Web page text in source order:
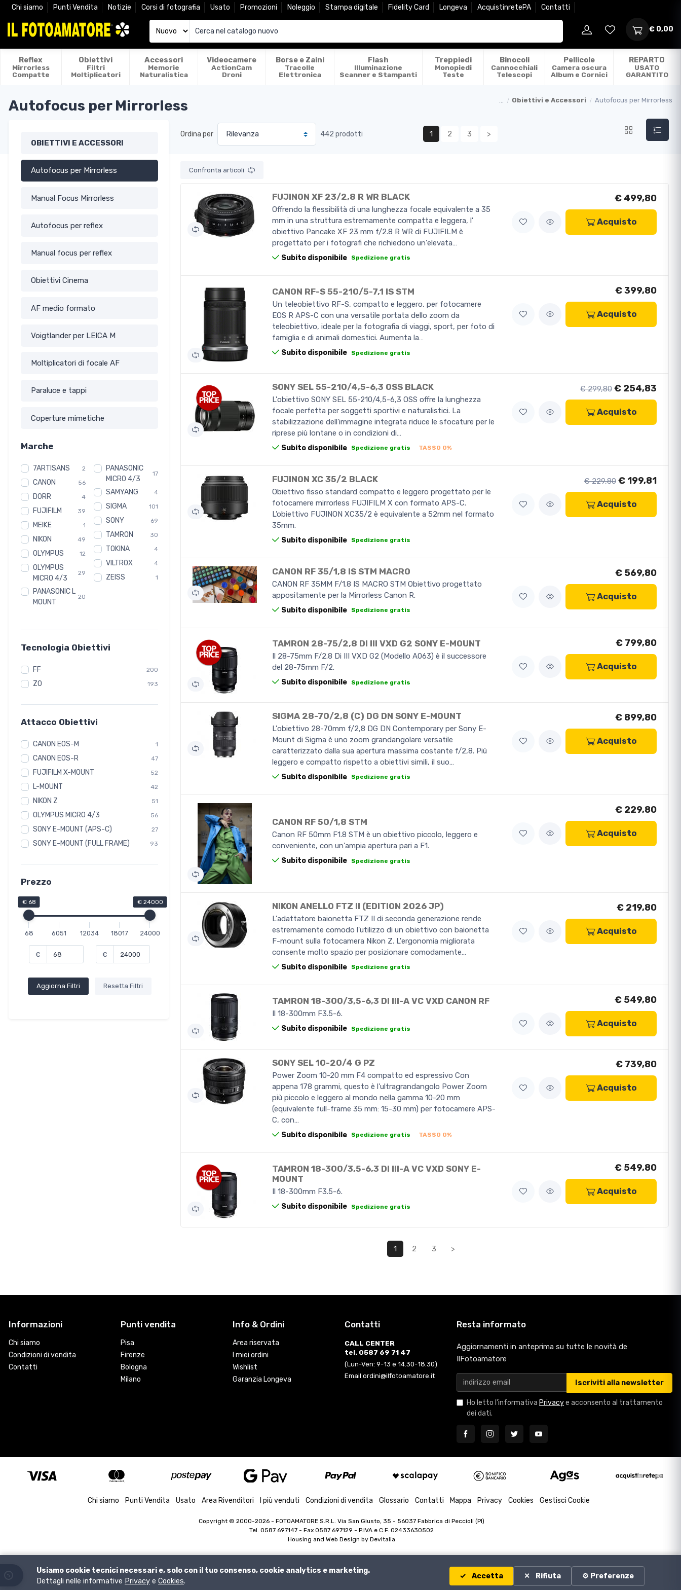
Chi siamo Punti Vendita Notizie Corsi di fotografia Usato Promozioni Noleggio Stampa digitale Fidelity Card Longeva AcquistinretePA Contatti
€ 0,00
Reflex
Mirrorless
Compatte
Obiettivi
Filtri
Moltiplicatori
Accessori
Memorie
Naturalistica
Videocamere
ActionCam
Droni
Borse e Zaini
Tracolle
Elettronica
Flash
Illuminazione
Scanner e Stampanti
Treppiedi
Monopiedi
Teste
Binocoli
Cannocchiali
Telescopi
Pellicole
Camera oscura
Album e Cornici
REPARTO
USATO
GARANTITO
Obiettivi e Accessori Autofocus per Mirrorless
Autofocus per Mirrorless
OBIETTIVI E ACCESSORI
Autofocus per Mirrorless
Manual Focus Mirrorless
Autofocus per reflex
Manual focus per reflex
Obiettivi Cinema
AF medio formato
Voigtlander per LEICA M
Moltiplicatori di focale AF
Paraluce e tappi
Coperture mimetiche
Marche
7ARTISANS 2
CANON 56
DORR 4
FUJIFILM 39
MEIKE 1
NIKON 49
OLYMPUS 12
OLYMPUS
MICRO 4/3
29
PANASONIC L
MOUNT
20
PANASONIC
MICRO 4/3
17
SAMYANG 4
SIGMA 101
SONY 69
TAMRON 30
TOKINA 4
VILTROX 4
ZEISS 1
Tecnologia Obiettivi
FF 200
ZO 193
Attacco Obiettivi
CANON EOS-M 1
CANON EOS-R 47
FUJIFILM X-MOUNT 52
L-MOUNT 42
NIKON Z 51
OLYMPUS MICRO 4/3 56
SONY E-MOUNT (APS-C) 27
SONY E-MOUNT (FULL FRAME) 93
Prezzo
€ 68 € 24000
68 6051 12034 18017 24000
€ €
Aggiorna Filtri Resetta Filtri
Ordina per 442 prodotti 1 2 3 >
Confronta articoli
FUJINON XF 23/2,8 R WR BLACK
Offrendo la flessibilità di una lunghezza focale equivalente a 35
mm in una struttura estremamente compatta e leggera, l'
obiettivo Pancake XF 23 mm f/2.8 R WR di FUJIFILM è
progettato per i fotografi che richiedono un'elevata…
Subito disponibile Spedizione gratis
€ 499,80
Acquisto
CANON RF-S 55-210/5-7,1 IS STM
Un teleobiettivo RF-S, compatto e leggero, per fotocamere
EOS R APS-C con una versatile portata dello zoom da
teleobiettivo, ideale per la fotografia di viaggi, sport, per foto di
famiglia e di animali domestici. Aumenta la…
Subito disponibile Spedizione gratis
€ 399,80
Acquisto
SONY SEL 55-210/4,5-6,3 OSS BLACK
L'obiettivo SONY SEL 55-210/4,5-6,3 OSS offre la lunghezza
focale perfetta per soggetti sportivi e naturalistici. La
stabilizzazione dell'immagine integrata riduce le sfocature per le
riprese più lontane o in condizioni di…
Subito disponibile Spedizione gratis TASSO 0%
€ 299,80 € 254,83
Acquisto
FUJINON XC 35/2 BLACK
Obiettivo fisso standard compatto e leggero progettato per le
fotocamere mirrorless FUJIFILM X con formato APS-C.
L’obiettivo FUJINON XC35/2 è equivalente a 52mm nel formato
35mm.
Subito disponibile Spedizione gratis
€ 229,80 € 199,81
Acquisto
CANON RF 35/1,8 IS STM MACRO
CANON RF 35MM F/1.8 IS MACRO STM Obiettivo progettato
appositamente per la Mirrorless Canon R.
Subito disponibile Spedizione gratis
€ 569,80
Acquisto
TAMRON 28-75/2,8 DI III VXD G2 SONY E-MOUNT
Il 28-75mm F/2.8 Di III VXD G2 (Modello A063) è il successore
del 28-75mm F/2.
Subito disponibile Spedizione gratis
€ 799,80
Acquisto
SIGMA 28-70/2,8 (C) DG DN SONY E-MOUNT
L'obiettivo 28-70mm f/2,8 DG DN Contemporary per Sony E-
Mount di Sigma è uno zoom grandangolare versatile
caratterizzato dalla sua apertura massima costante f/2,8. Più
leggero e compatto rispetto a obiettivi simili, il suo…
Subito disponibile Spedizione gratis
€ 899,80
Acquisto
CANON RF 50/1,8 STM
Canon RF 50mm F1.8 STM è un obiettivo piccolo, leggero e
conveniente, con un'ampia apertura pari a F1.
Subito disponibile Spedizione gratis
€ 229,80
Acquisto
NIKON ANELLO FTZ II (EDITION 2026 JP)
L'adattatore baionetta FTZ II di seconda generazione rende
estremamente comodo l'utilizzo di un obiettivo con baionetta
F-mount sulla fotocamera Nikon Z. L'ergonomia migliorata
consente molto spazio per posizionare comodamente…
Subito disponibile Spedizione gratis
€ 219,80
Acquisto
TAMRON 18-300/3,5-6,3 DI III-A VC VXD CANON RF
Il 18-300mm F3.5-6.
Subito disponibile Spedizione gratis
€ 549,80
Acquisto
SONY SEL 10-20/4 G PZ
Power Zoom 10-20 mm F4 compatto ed espressivo Con
appena 178 grammi, questo è l'ultragrandangolo Power Zoom
più piccolo e leggero al mondo nella gamma 10-20 mm
(equivalente full-frame 35 mm: 15-30 mm) per fotocamere APS-
C, con…
Subito disponibile Spedizione gratis TASSO 0%
€ 739,80
Acquisto
TAMRON 18-300/3,5-6,3 DI III-A VC VXD SONY E-
MOUNT
Il 18-300mm F3.5-6.
Subito disponibile Spedizione gratis
€ 549,80
Acquisto
1 2 3 >
Informazioni
Chi siamo
Condizioni di vendita
Contatti
Punti vendita
Pisa
Firenze
Bologna
Milano
Info & Ordini
Area riservata
I miei ordini
Wishlist
Garanzia Longeva
Contatti
CALL CENTER
tel. 0587 69 71 47
(Lun-Ven: 9-13 e 14.30-18.30)
Email ordini@ilfotoamatore.it
Resta informato
Aggiornamenti in anteprima su tutte le novità de
IlFotoamatore
Iscriviti alla newsletter
Ho letto l'informativa Privacye acconsento al trattamento
dei dati.
Chi siamo Punti Vendita Usato Area Rivenditori I più venduti Condizioni di vendita Glossario Contatti Mappa Privacy Cookies Gestisci Cookie
Copyright © 2000-2026 - FOTOAMATORE S.R.L. Via San Giusto, 35 - 56037 Fabbrica di Peccioli (PI)
Tel. 0587 697147 - Fax 0587 697129 - P.IVA e C.F. 02433630502
Housing and Web Design by DevItalia
Usiamo cookie tecnici necessari e, solo con il tuo consenso, cookie analytics e marketing.
Dettagli nelle informative Privacy e Cookies.
Accetta Rifiuta ⚙️ Preferenze